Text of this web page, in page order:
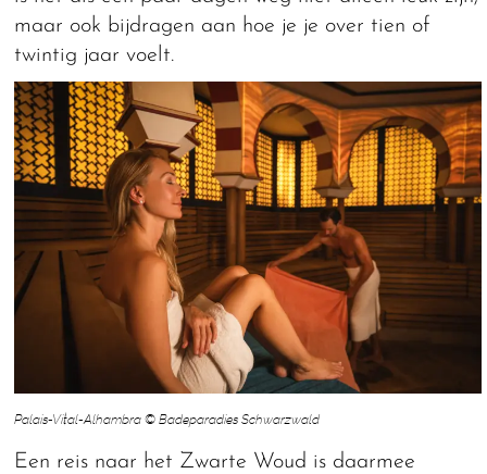
maar ook bijdragen aan hoe je je over tien of
twintig jaar voelt.
Palais-Vital-Alhambra © Badeparadies Schwarzwald
Een reis naar het Zwarte Woud is daarmee